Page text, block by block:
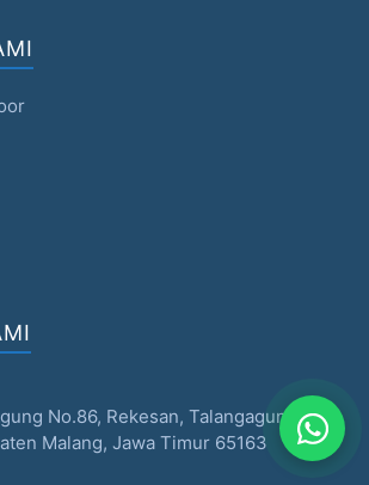
No.86, Rekesan, Talangagung, Kec.
Malang, Jawa Timur 65163